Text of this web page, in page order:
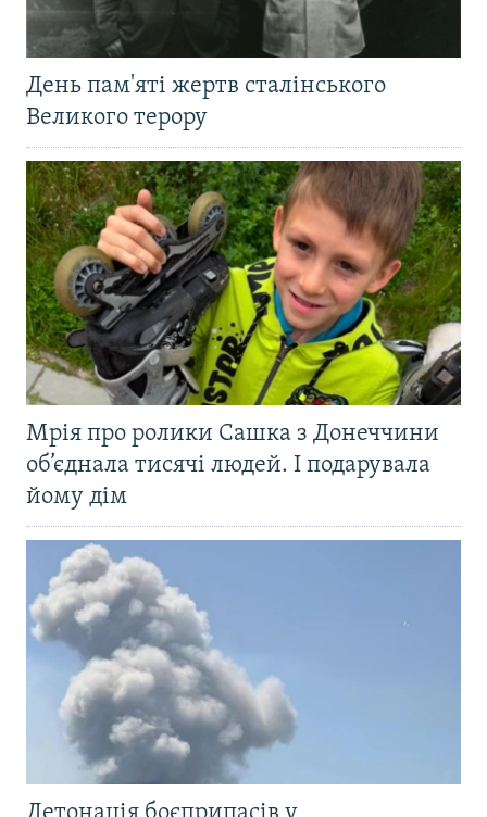
День пам'яті жертв сталінського
Великого терору
Мрія про ролики Сашка з Донеччини
об’єднала тисячі людей. І подарувала
йому дім